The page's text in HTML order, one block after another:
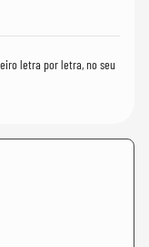
letra por letra, no seu